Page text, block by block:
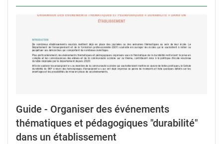
Guide - Organiser des événements
thématiques et pédagogiques "durabilité"
dans un établissement